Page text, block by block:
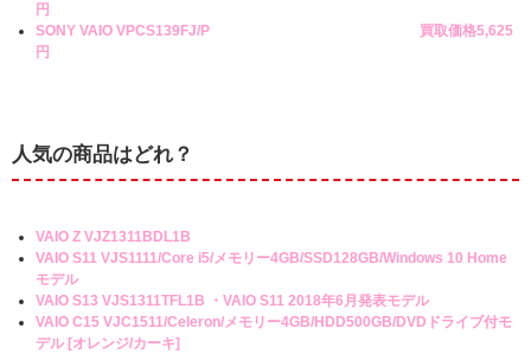
円
SONY VAIO VPCS139FJ/P 買取価格5,625
円
人気の商品はどれ？
VAIO Z VJZ1311BDL1B
VAIO S11 VJS1111/Core i5/メモリー4GB/SSD128GB/Windows 10 Home
モデル
VAIO S13 VJS1311TFL1B ・VAIO S11 2018年6月発表モデル
VAIO C15 VJC1511/Celeron/メモリー4GB/HDD500GB/DVDドライブ付モ
デル [オレンジ/カーキ]